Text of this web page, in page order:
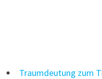
Traumdeutung zum